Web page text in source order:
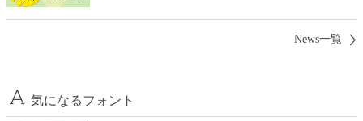
News一覧
気になるフォント